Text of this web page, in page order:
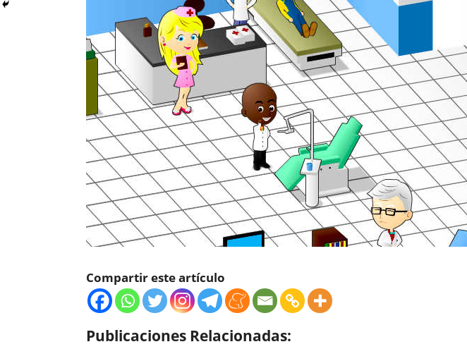
Compartir este artículo
Publicaciones Relacionadas: